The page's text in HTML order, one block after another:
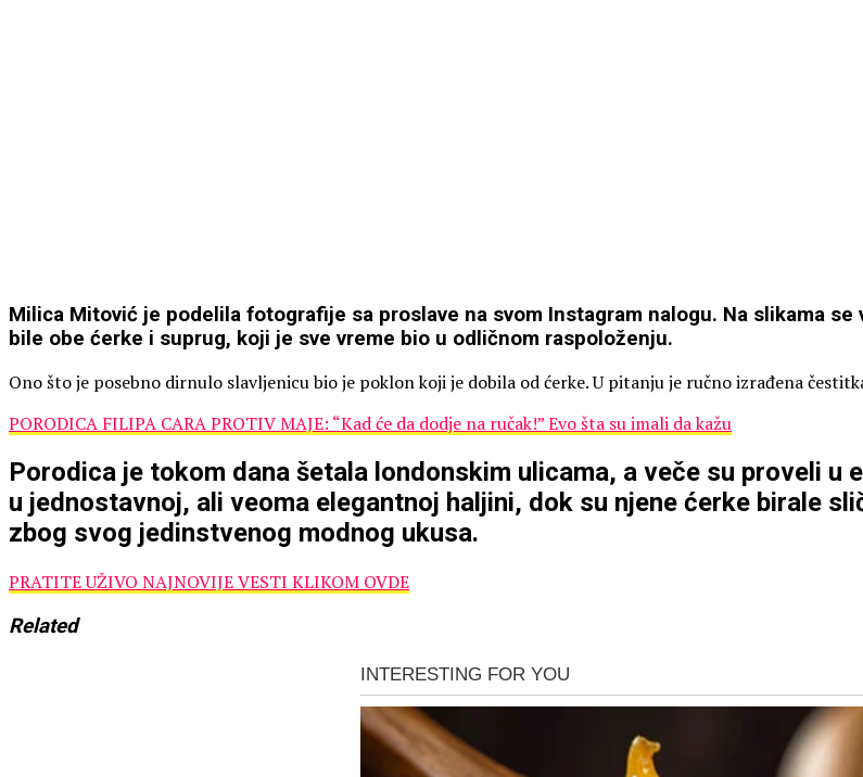
Milica Mitović je podelila fotografije sa proslave na svom Instagram nalogu. Na slikama
bile obe ćerke i suprug, koji je sve vreme bio u odličnom raspoloženju.
Ono što je posebno dirnulo slavljenicu bio je poklon koji je dobila od ćerke. U pitanju je ručno izrađena
PORODICA FILIPA CARA PROTIV MAJE: “Kad će da dodje na ručak!” Evo šta su imali da kažu
Porodica je tokom dana šetala londonskim ulicama, a veče su proveli
u jednostavnoj, ali veoma elegantnoj haljini, dok su njene ćerke birale
zbog svog jedinstvenog modnog ukusa.
PRATITE UŽIVO NAJNOVIJE VESTI KLIKOM OVDE
Related